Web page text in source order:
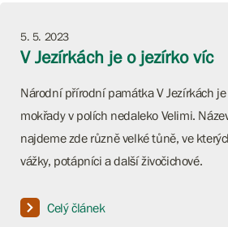
5. 5. 2023
V Jezírkách je o jezírko víc
Národní přírodní památka V Jezírkách
mokřady v polích nedaleko Velimi.
najdeme zde různě velké tůně, ve
vážky, potápníci a další živočichové.
Celý článek